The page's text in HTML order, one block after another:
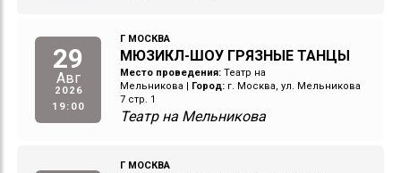
29
Авг
2026
19:00
Г МОСКВА
МЮЗИКЛ-ШОУ ГРЯЗНЫЕ ТАНЦЫ
Место проведения: Театр на
Мельникова
Город: г. Москва, ул. Мельникова
7 стр. 1
Театр на Мельникова
Г МОСКВА